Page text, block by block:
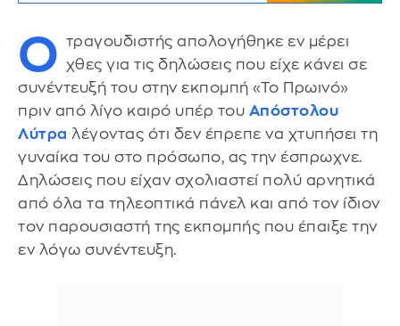
Ο τραγουδιστής απολογήθηκε εν μέρει
χθες για τις δηλώσεις που είχε κάνει σε
συνέντευξή του στην εκπομπή «Το Πρωινό»
πριν από λίγο καιρό υπέρ του Απόστολου
Λύτρα λέγοντας ότι δεν έπρεπε να χτυπήσει τη
γυναίκα του στο πρόσωπο, ας την έσπρωχνε.
Δηλώσεις που είχαν σχολιαστεί πολύ αρνητικά
από όλα τα τηλεοπτικά πάνελ και από τον ίδιον
τον παρουσιαστή της εκπομπής που έπαιξε την
εν λόγω συνέντευξη.